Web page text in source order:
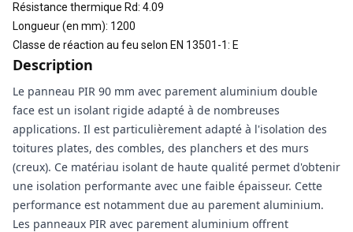
Résistance thermique Rd: 4.09
Longueur (en mm): 1200
Classe de réaction au feu selon EN 13501-1: E
Description
Le panneau PIR 90 mm avec parement aluminium double
face est un isolant rigide adapté à de nombreuses
applications. Il est particulièrement adapté à l'isolation des
toitures plates, des combles, des planchers et des murs
(creux). Ce matériau isolant de haute qualité permet d'obtenir
une isolation performante avec une faible épaisseur. Cette
performance est notamment due au parement aluminium.
Les panneaux PIR avec parement aluminium offrent